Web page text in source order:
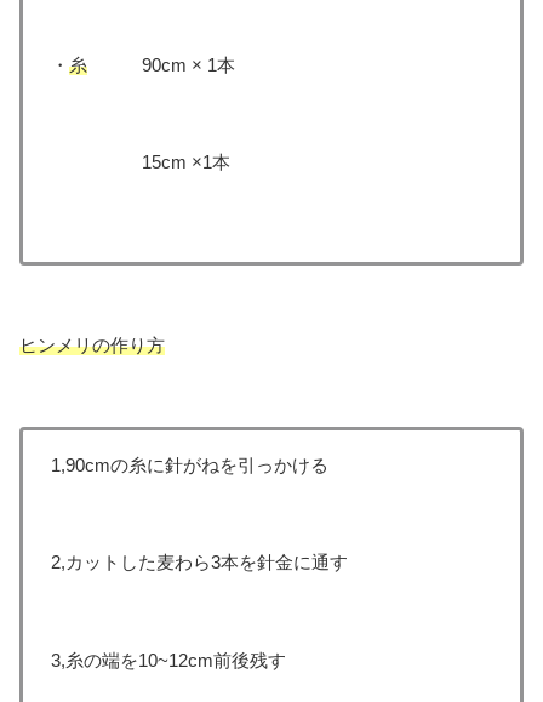
・ 糸90cm × 1本
15cm ×1本
ヒンメリの作り方
1,90cmの糸に針がねを引っかける
2,カットした麦わら3本を針金に通す
3,糸の端を10~12cm前後残す